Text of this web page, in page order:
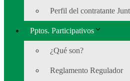
Perfil del contratante
Pptos. Participativos
¿Qué son?
Reglamento Regulador